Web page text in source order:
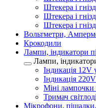
Штекера і
Штекера і
Штекера і
Вольтметри,
Крокодили
Лампи, індикатори
Лампи,
Індикація 12V
Індикація
Міні лампочки
Тримач
Мікрофони,